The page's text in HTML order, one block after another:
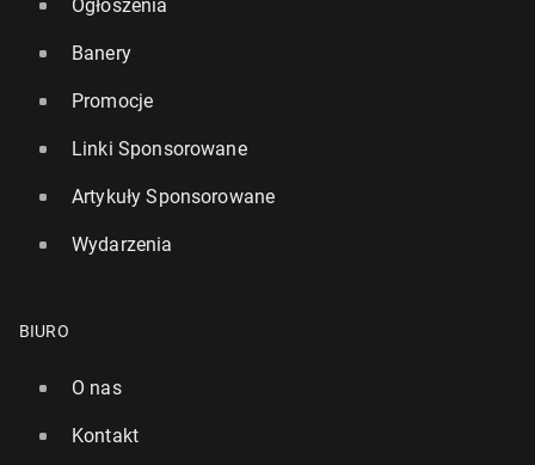
Ogłoszenia
Banery
Promocje
Linki Sponsorowane
Artykuły Sponsorowane
Wydarzenia
BIURO
O nas
Kontakt